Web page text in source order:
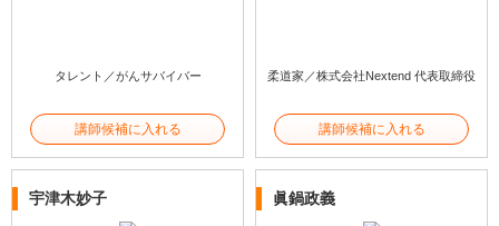
タレント／がんサバイバー
講師候補に入れる
柔道家／株式会社Nextend 代表取締役
講師候補に入れる
宇津木妙子 眞鍋政義